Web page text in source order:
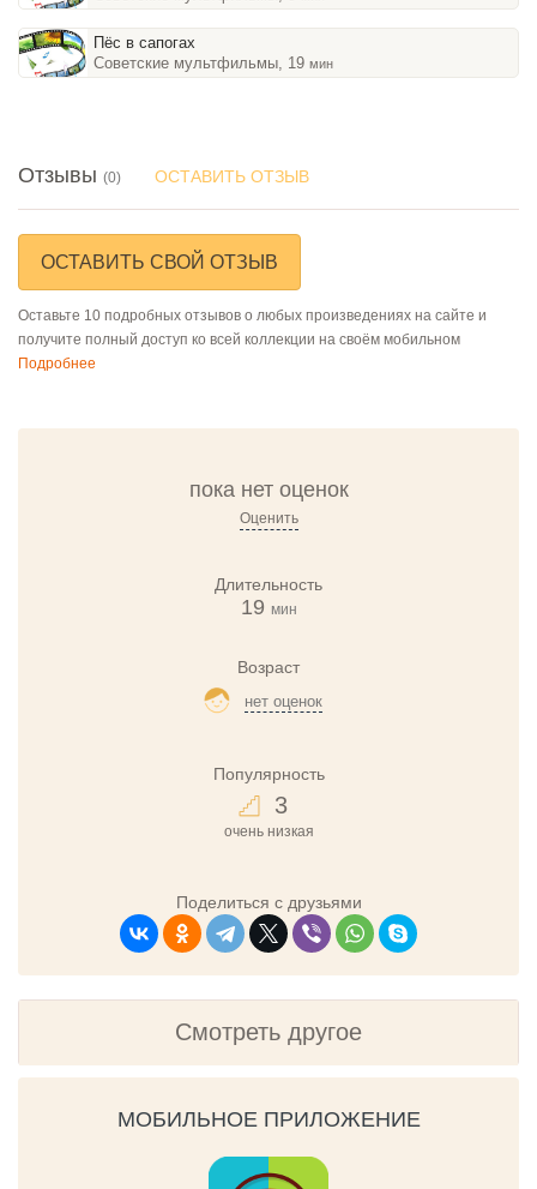
Пёс в сапогах
Советские мультфильмы, 19мин
Отзывы (0) ОСТАВИТЬ ОТЗЫВ
ОСТАВИТЬ СВОЙ ОТЗЫВ
Оставьте 10 подробных отзывов о любых произведениях на сайте и
получите полный доступ ко всей коллекции на своём мобильном
Подробнее
пока нет оценок
Оценить
Длительность
19 мин
Возраст
нет оценок
Популярность
3
очень низкая
Поделиться с друзьями
Смотреть другое
МОБИЛЬНОЕ ПРИЛОЖЕНИЕ